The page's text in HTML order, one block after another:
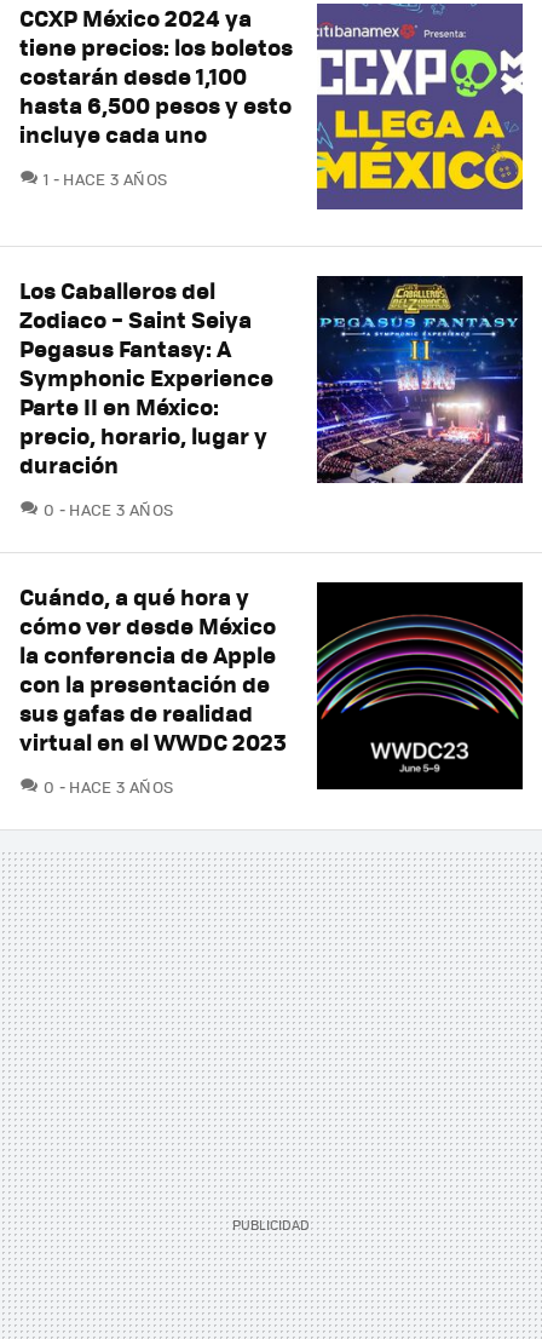
CCXP México 2024 ya
tiene precios: los boletos
costarán desde 1,100
hasta 6,500 pesos y esto
incluye cada uno
1 COMENTARIOS
HACE 3 AÑOS
Los Caballeros del
Zodiaco – Saint Seiya
Pegasus Fantasy: A
Symphonic Experience
Parte II en México:
precio, horario, lugar y
duración
0 COMENTARIOS
HACE 3 AÑOS
Cuándo, a qué hora y
cómo ver desde México
la conferencia de Apple
con la presentación de
sus gafas de realidad
virtual en el WWDC 2023
0 COMENTARIOS
HACE 3 AÑOS